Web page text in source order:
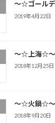
～☆ゴール
2019年4月22日
～☆上海☆～
2018年12月25日
～☆火鍋☆～
2018年9月20日